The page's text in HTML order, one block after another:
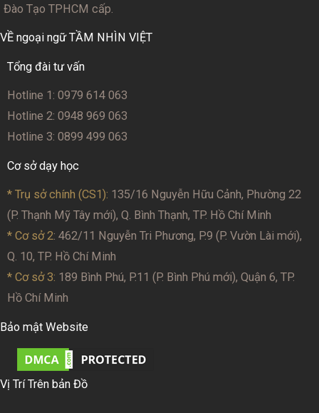
Đào Tạo TPHCM cấp.
VỀ ngoại ngữ TẦM NHÌN VIỆT
Tổng đài tư vấn
Hotline 1: 0979 614 063
Hotline 2: 0948 969 063
Hotline 3: 0899 499 063
Cơ sở dạy học
* Trụ sở chính (CS1): 135/16 Nguyễn Hữu Cảnh, Phường 22
(P. Thạnh Mỹ Tây mới), Q. Bình Thạnh, TP. Hồ Chí Minh
* Cơ sở 2: 462/11 Nguyễn Tri Phương, P.9 (P. Vườn Lài mới),
Q. 10, TP. Hồ Chí Minh
* Cơ sở 3: 189 Bình Phú, P.11 (P. Bình Phú mới), Quận 6, TP.
Hồ Chí Minh
Bảo mật Website
Vị Trí Trên bản Đồ